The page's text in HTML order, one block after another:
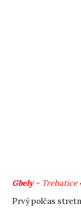
Gbely– Trebatice
Prvý polčas